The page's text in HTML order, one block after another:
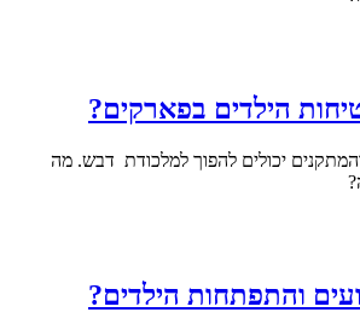
הילדים בפארקים?
יכולים להפוך למלכודת דבש. מה
והתפתחות הילדים?